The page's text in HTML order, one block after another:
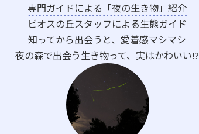
専門ガイドによる「夜の生き物」紹介
ビオスの丘スタッフによる生態ガイド
知ってから出会うと、愛着感マシマシ
夜の森で出会う生き物って、実はかわいい!?